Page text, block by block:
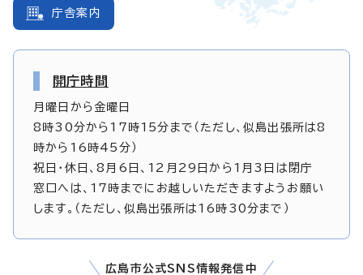
庁舎案内
開庁時間
月曜日から金曜日
8時30分から17時15分まで（ただし、似島出張所は8
時から16時45分）
祝日・休日、8月6日、12月29日から1月3日は閉庁
窓口へは、17時までにお越しいただきますようお願い
します。（ただし、似島出張所は16時30分まで）
広島市公式SNS情報発信中